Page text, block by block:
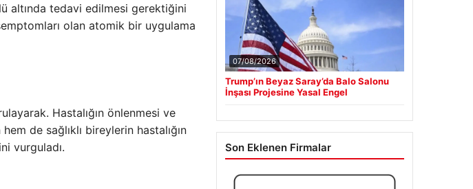
altında tedavi edilmesi gerektiğini
olan atomik bir uygulama
Hastalığın önlenmesi ve
de sağlıklı bireylerin hastalığın
vurguladı.
07/08/2026
Trump’ın Beyaz Saray’da Balo Salonu
İnşası Projesine Yasal Engel
Son Eklenen Firmalar